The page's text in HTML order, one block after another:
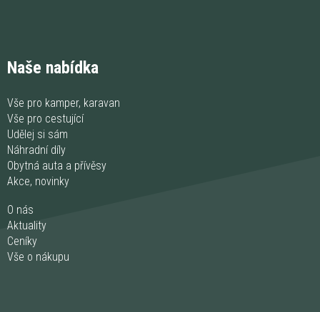
Naše nabídka
Vše pro kamper, karavan
Vše pro cestující
Udělej si sám
Náhradní díly
Obytná auta a přívěsy
Akce, novinky
O nás
Aktuality
Ceníky
Vše o nákupu